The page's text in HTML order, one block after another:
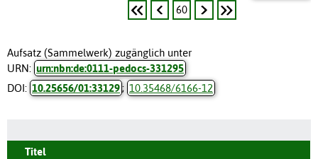
60
Aufsatz (Sammelwerk) zugänglich unter
URN: urn:nbn:de:0111-pedocs-331295
DOI: 10.25656/01:33129; 10.35468/6166-12
Titel